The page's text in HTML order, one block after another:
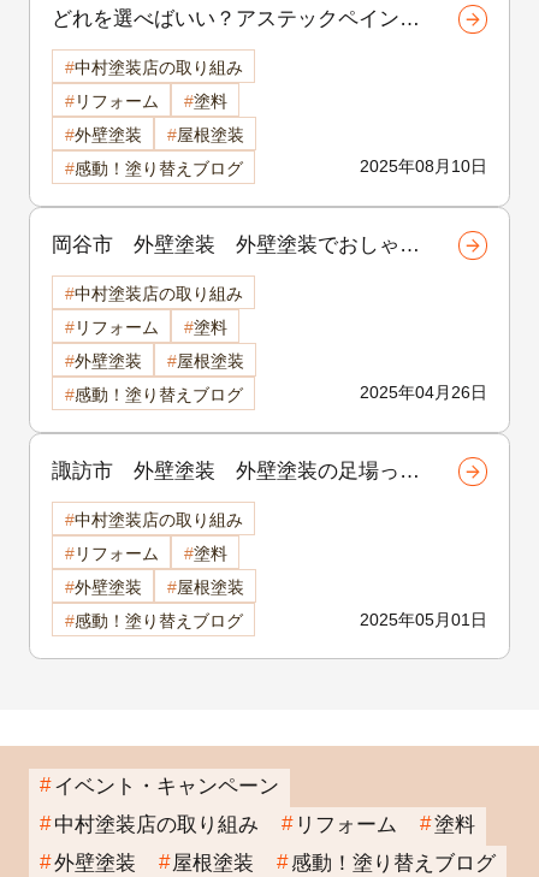
どれを選べばいい？アステックペイント
のプラチナシリーズ比較解説【諏訪市・
岡谷市・茅野市の外壁塗装】
2025年08月10日
中村塗装店の取り組み
リフォーム
塗料
外壁塗装
屋根塗装
感動！塗り替えブログ
岡谷市 外壁塗装 外壁塗装でおしゃれ
な家に変身♪ 岡谷市で人気の色＆デザイ
ンと後悔しない選び方のコツ
2025年04月26日
中村塗装店の取り組み
リフォーム
塗料
外壁塗装
屋根塗装
感動！塗り替えブログ
諏訪市 外壁塗装 外壁塗装の足場って
どれがいいの？諏訪市でよく聞かれる“本
足場と簡易足場”の違いをわかりやすく解
説！
2025年05月01日
中村塗装店の取り組み
リフォーム
塗料
外壁塗装
屋根塗装
感動！塗り替えブログ
イベント・キャンペーン
中村塗装店の取り組み
リフォーム
塗料
外壁塗装
屋根塗装 感動！塗り替えブログ